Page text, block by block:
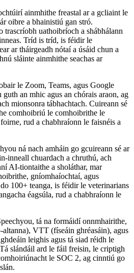
ainmhithe freastal ar a gcliaint le
oibre a bhainistiú gan stró.
trascríobh uathoibríoch a shábhálann
Tríd is tríd, is féidir le
ar tháirgeadh nótaí a úsáid chun a
sláinte ainmhithe seachas ar
le Zoom, Teams, agus Google
an mhic agus an chórais araon, ag
mionsonra tábhachtach. Cuireann sé
comhoibriú le comhoibrithe le
rud a chabhraíonn le faisnéis a
ná nach amháin go gcuireann sé ar
inneall chuardach a chruthú, ach
AI-tiontaithe a sholáthar, mar
gníomhaíochtaí, agus
100+ teanga, is féidir le veterinarians
éagsúla, rud a chabhraíonn le
tá na formáidí onnmhairithe,
VTT (físeáin ghréasáin), agus
leighis agus tá siad réidh le
slándáil ard le fáil freisin, le criptigh
le SOC 2, ag cinntiú go